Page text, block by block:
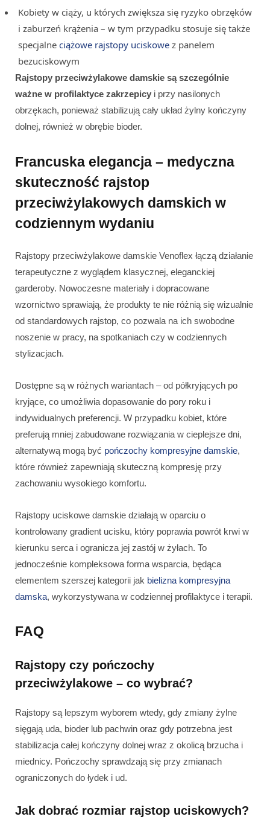
Kobiety w ciąży, u których zwiększa się ryzyko obrzęków
i zaburzeń krążenia – w tym przypadku stosuje się także
specjalne ciążowe rajstopy uciskowe z panelem
bezuciskowym
Rajstopy przeciwżylakowe damskie są szczególnie
ważne w profilaktyce zakrzepicy i przy nasilonych
obrzękach, ponieważ stabilizują cały układ żylny kończyny
dolnej, również w obrębie bioder.
Francuska elegancja – medyczna
skuteczność rajstop
przeciwżylakowych damskich w
codziennym wydaniu
Rajstopy przeciwżylakowe damskie Venoflex łączą działanie
terapeutyczne z wyglądem klasycznej, eleganckiej
garderoby. Nowoczesne materiały i dopracowane
wzornictwo sprawiają, że produkty te nie różnią się wizualnie
od standardowych rajstop, co pozwala na ich swobodne
noszenie w pracy, na spotkaniach czy w codziennych
stylizacjach.
Dostępne są w różnych wariantach – od półkryjących po
kryjące, co umożliwia dopasowanie do pory roku i
indywidualnych preferencji. W przypadku kobiet, które
preferują mniej zabudowane rozwiązania w cieplejsze dni,
alternatywą mogą być pończochy kompresyjne damskie,
które również zapewniają skuteczną kompresję przy
zachowaniu wysokiego komfortu.
Rajstopy uciskowe damskie działają w oparciu o
kontrolowany gradient ucisku, który poprawia powrót krwi w
kierunku serca i ogranicza jej zastój w żyłach. To
jednocześnie kompleksowa forma wsparcia, będąca
elementem szerszej kategorii jak bielizna kompresyjna
damska, wykorzystywana w codziennej profilaktyce i terapii.
FAQ
Rajstopy czy pończochy
przeciwżylakowe – co wybrać?
Rajstopy są lepszym wyborem wtedy, gdy zmiany żylne
sięgają uda, bioder lub pachwin oraz gdy potrzebna jest
stabilizacja całej kończyny dolnej wraz z okolicą brzucha i
miednicy. Pończochy sprawdzają się przy zmianach
ograniczonych do łydek i ud.
Jak dobrać rozmiar rajstop uciskowych?